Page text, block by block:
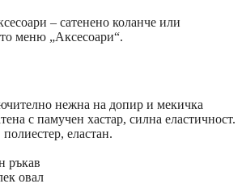
– сатенено коланче или
меню „Аксесоари“.
нежна на допир и мекичка
с памучен хастар, силна еластичност.
еластан.
ръкав
овал